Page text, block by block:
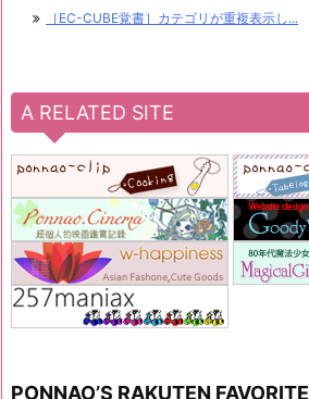
［EC-CUBE覚書］カテゴリが重複表示し...
A RELATED SITE
PONNAO’S RAKUTEN FAVORITE